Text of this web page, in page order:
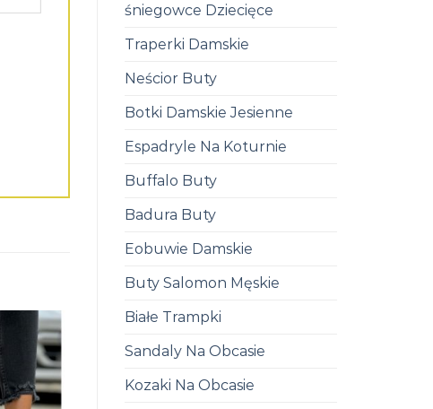
śniegowce Dziecięce
Traperki Damskie
Neścior Buty
Botki Damskie Jesienne
Espadryle Na Koturnie
Buffalo Buty
Badura Buty
Eobuwie Damskie
Buty Salomon Męskie
Białe Trampki
Sandaly Na Obcasie
Kozaki Na Obcasie